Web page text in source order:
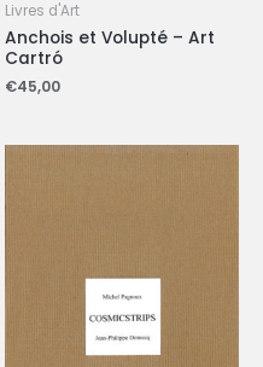
Livres d'Art
Anchois et Volupté – Art
Cartró
€45,00